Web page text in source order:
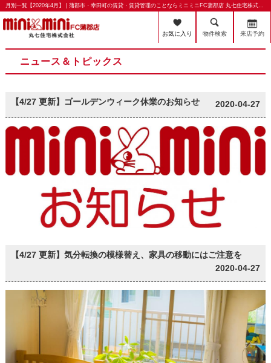
月別一覧【2020年4月】 | 蒲郡市・幸田町の賃貸・賃貸管理のことならミニミニFC蒲郡店 丸七住宅株式会社
お気に入り 物件検索 来店予約
ニュース＆トピックス
【4/27 更新】ゴールデンウィーク休業のお知らせ 2020-04-27
【4/27 更新】気分転換の模様替え、家具の移動にはご注意を
2020-04-27